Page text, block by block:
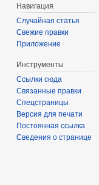
Навигация
Случайная статья
Свежие правки
Приложение
Инструменты
Ссылки сюда
Связанные правки
Спецстраницы
Версия для печати
Постоянная ссылка
Сведения о странице